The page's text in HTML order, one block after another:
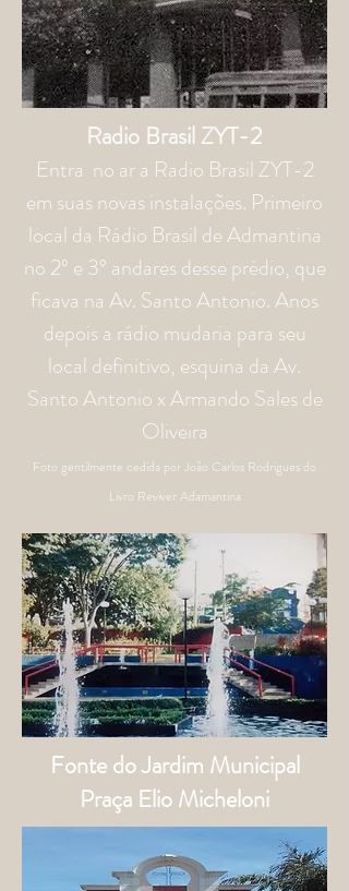
Radio Brasil ZYT-2
Entra no ar a Radio Brasil ZYT-2
em suas novas instalações. Primeiro
local da Rádio Brasil de Admantina
no 2º e 3º andares desse prédio, que
ficava na Av. Santo Antonio. Anos
depois a rádio mudaria para seu
local definitivo, esquina da Av.
Santo Antonio x Armando Sales de
Oliveira
Foto gentilmente cedida por João Carlos Rodrigues do
Livro Reviver Adamantina
Fonte do Jardim Municipal
Praça Elio Micheloni